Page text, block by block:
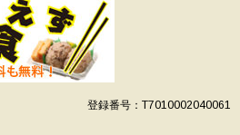
登録番号：T7010002040061